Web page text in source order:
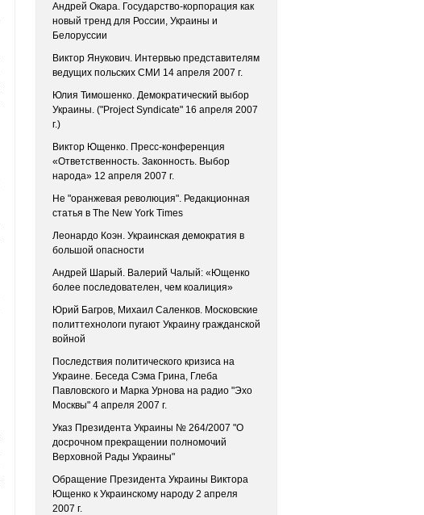
Андрей Окара. Государство-корпорация как
новый тренд для России, Украины и
Белоруссии
Виктор Янукович. Интервью представителям
ведущих польских СМИ 14 апреля 2007 г.
Юлия Тимошенко. Демократический выбор
Украины. ("Project Syndicate" 16 апреля 2007
г.)
Виктор Ющенко. Пресс-конференция
«Ответственность. Законность. Выбор
народа» 12 апреля 2007 г.
Не "оранжевая революция". Редакционная
статья в The New York Times
Леонардо Коэн. Украинская демократия в
большой опасности
Андрей Шарый. Валерий Чалый: «Ющенко
более последователен, чем коалиция»
Юрий Багров, Михаил Саленков. Московские
политтехнологи пугают Украину гражданской
войной
Последствия политического кризиса на
Украине. Беседа Сэма Грина, Глеба
Павловского и Марка Урнова на радио "Эхо
Москвы" 4 апреля 2007 г.
Указ Президента Украины № 264/2007 "О
досрочном прекращении полномочий
Верховной Рады Украины"
Обращение Президента Украины Виктора
Ющенко к Украинскому народу 2 апреля
2007 г.